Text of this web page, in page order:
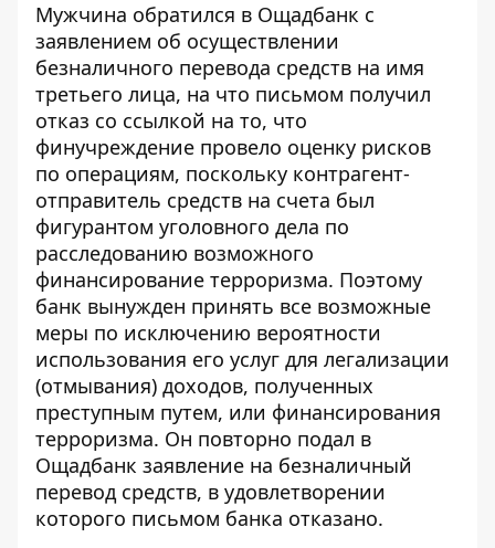
Мужчина обратился в Ощадбанк с
заявлением об осуществлении
безналичного перевода средств на имя
третьего лица, на что письмом получил
отказ со ссылкой на то, что
финучреждение провело оценку рисков
по операциям, поскольку контрагент-
отправитель средств на счета был
фигурантом уголовного дела по
расследованию возможного
финансирование терроризма. Поэтому
банк вынужден принять все возможные
меры по исключению вероятности
использования его услуг для легализации
(отмывания) доходов, полученных
преступным путем, или финансирования
терроризма. Он повторно подал в
Ощадбанк заявление на безналичный
перевод средств, в удовлетворении
которого письмом банка отказано.